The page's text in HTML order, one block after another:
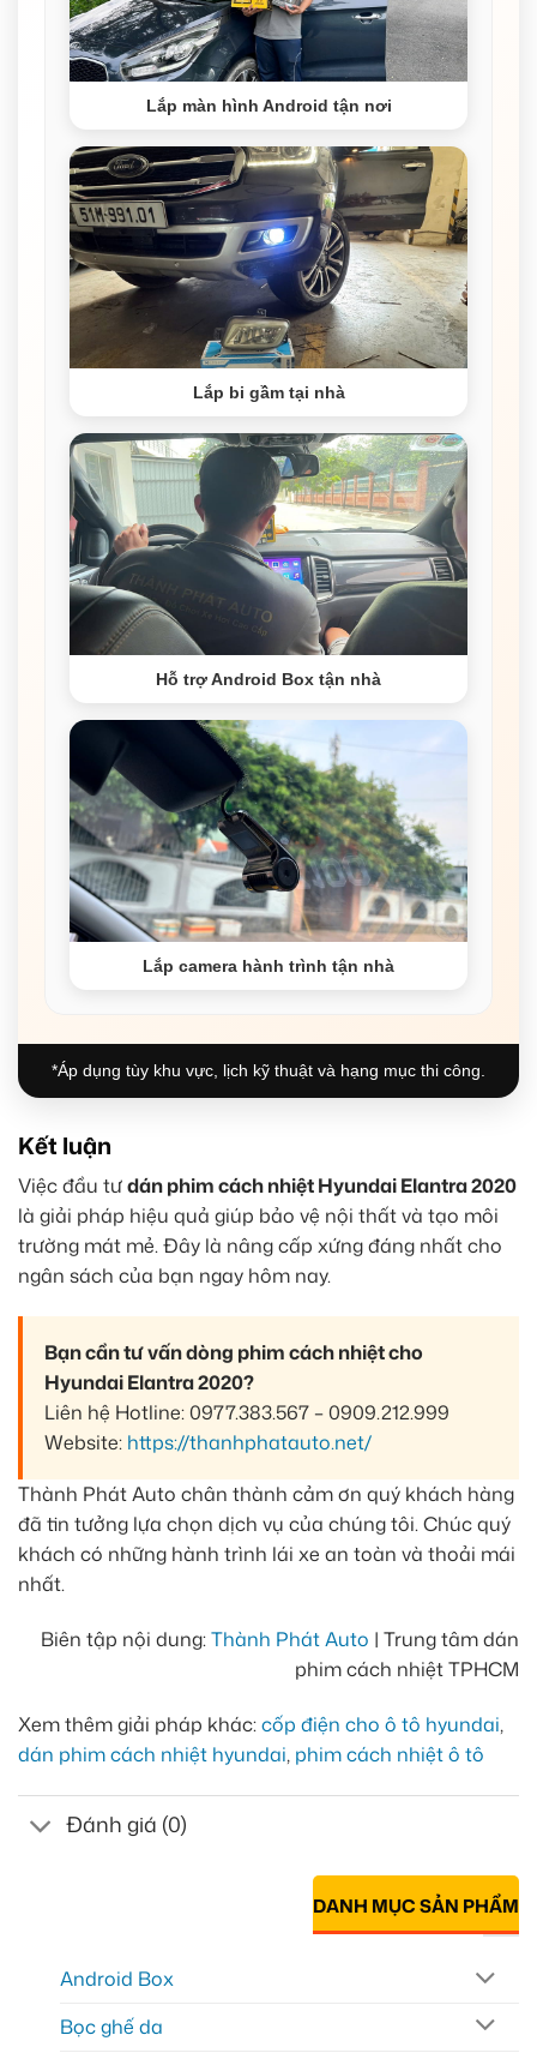
Lắp màn hình Android tận nơi
Lắp bi gầm tại nhà
Hỗ trợ Android Box tận nhà
Lắp camera hành trình tận nhà
*Áp dụng tùy khu vực, lịch kỹ thuật và hạng mục thi công.
Kết luận
Việc đầu tưdán phim cách nhiệt Hyundai Elantra 2020
là giải pháp hiệu quả giúp bảo vệ nội thất và tạo môi
trường mát mẻ. Đây là nâng cấp xứng đáng nhất cho
ngân sách của bạn ngay hôm nay.
Bạn cần tư vấn dòng phim cách nhiệt cho
Hyundai Elantra 2020?
Liên hệ Hotline: 0977.383.567 – 0909.212.999
Website: https://thanhphatauto.net/
Thành Phát Auto chân thành cảm ơn quý khách hàng
đã tin tưởng lựa chọn dịch vụ của chúng tôi. Chúc quý
khách có những hành trình lái xe an toàn và thoải mái
nhất.
Biên tập nội dung:Thành Phát Auto | Trung tâm dán
phim cách nhiệt TPHCM
Xem thêm giải pháp khác:cốp điện cho ô tô hyundai,
dán phim cách nhiệt hyundai, phim cách nhiệt ô tô
Đánh giá (0)
DANH MỤC SẢN PHẨM
Android Box
Bọc ghế da